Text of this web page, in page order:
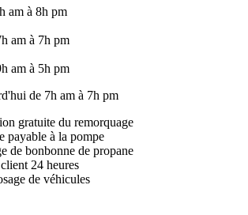
am à 8h pm
am à 7h pm
am à 5h pm
de 7h am à 7h pm
gratuite du remorquage
payable à la pompe
de bonbonne de propane
24 heures
de véhicules